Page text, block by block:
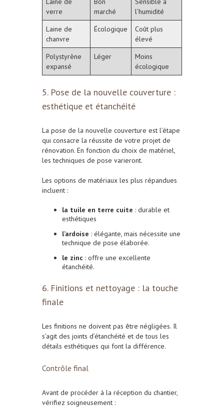
verre
marché
l’humidité
Laine de
chanvre
Écologique
Coût plus
élevé
Polystyrène
expansé
Léger
Moins
écologique
5. Pose de la nouvelle couverture :
esthétique et étanchéité
La pose de la nouvelle couverture est l’étape
qui consacre la réussite de votre projet de
rénovation. En fonction du choix de matériel,
les techniques de pose varieront.
Les options de matériaux les plus répandues
incluent :
la tuile en terre cuite : durable et
esthétiques
l’ardoise : élégante, mais nécessite une
technique de pose élaborée.
le zinc : offre une excellente
étanchéité.
6. Finitions et nettoyage : la touche
finale
Les finitions ne doivent pas être négligées. Il
s’agit des joints d’étanchéité et de tous les
détails esthétiques qui font la différence.
Contrôle final
Avant de procéder à la réception du chantier,
vérifiez soigneusement :